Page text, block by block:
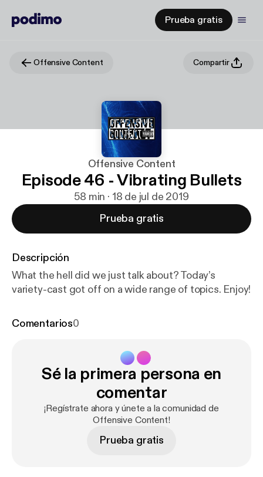
Prueba gratis
Offensive Content Compartir
Offensive Content
Episode 46 - Vibrating Bullets
58 min · 18 de jul de 2019
Prueba gratis
Descripción
What the hell did we just talk about? Today’s
variety-cast got off on a wide range of topics. Enjoy!
Comentarios0
Sé la primera persona en
comentar
¡Regístrate ahora y únete a la comunidad de
Offensive Content!
Prueba gratis